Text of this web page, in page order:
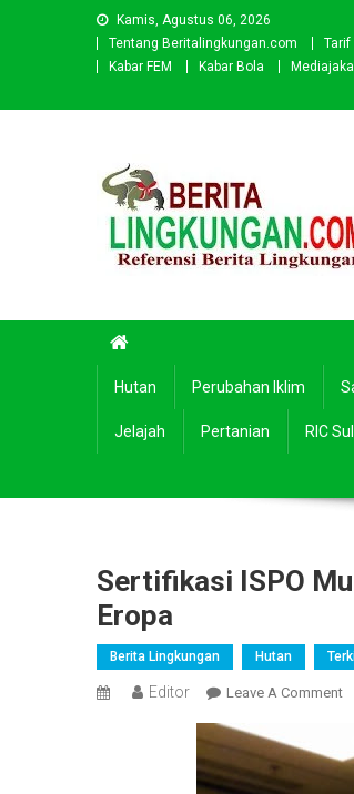
Kamis, Agustus 06, 2026
Tentang Beritalingkungan.com
Tarif
Kabar FEM
Kabar Bola
Hutan Perubahan Iklim
Jelajah Pertanian RIC
Sertifikasi ISPO
Eropa
Berita Lingkungan Hutan
Editor Leave A CommentOn